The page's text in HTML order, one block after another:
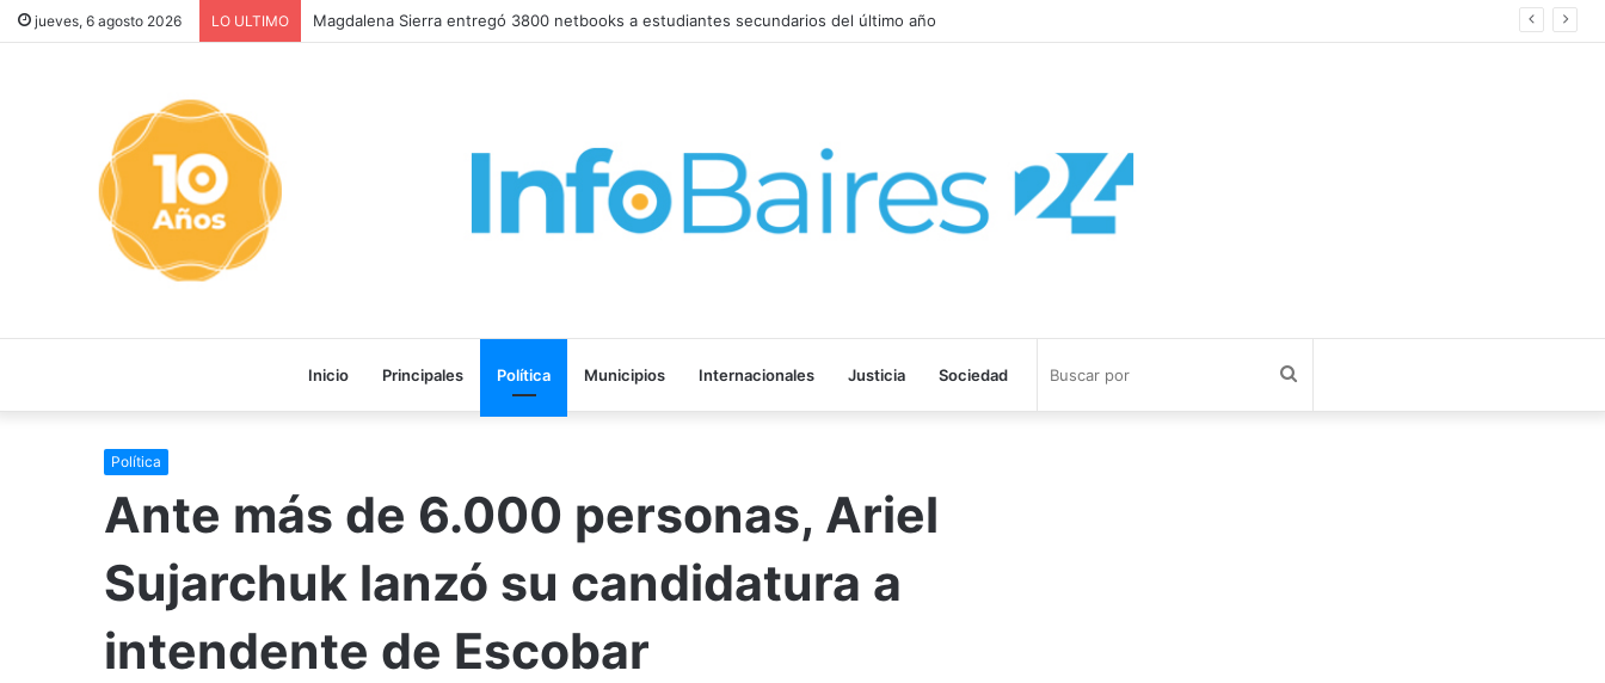
jueves, 6 agosto 2026 LO ULTIMO SIGUEN LOS FEMICIDIOS, FALTAN DENUNCIAS Y GESTION: MILEI NIEGA LA REALIDAD
Inicio Principales Política Municipios Internacionales Justicia Sociedad
Política
Ante más de 6.000 personas, Ariel
Sujarchuk lanzó su candidatura a
intendente de Escobar